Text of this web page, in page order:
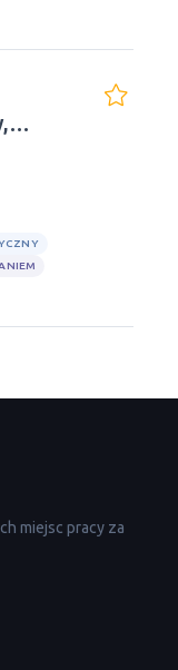
miejsc pracy za